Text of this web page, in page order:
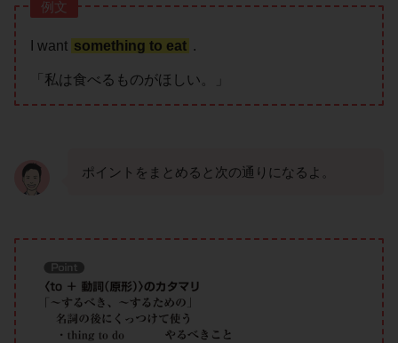
例文
I want something to eat .
「私は食べるものがほしい。」
ポイントをまとめると次の通りになるよ。